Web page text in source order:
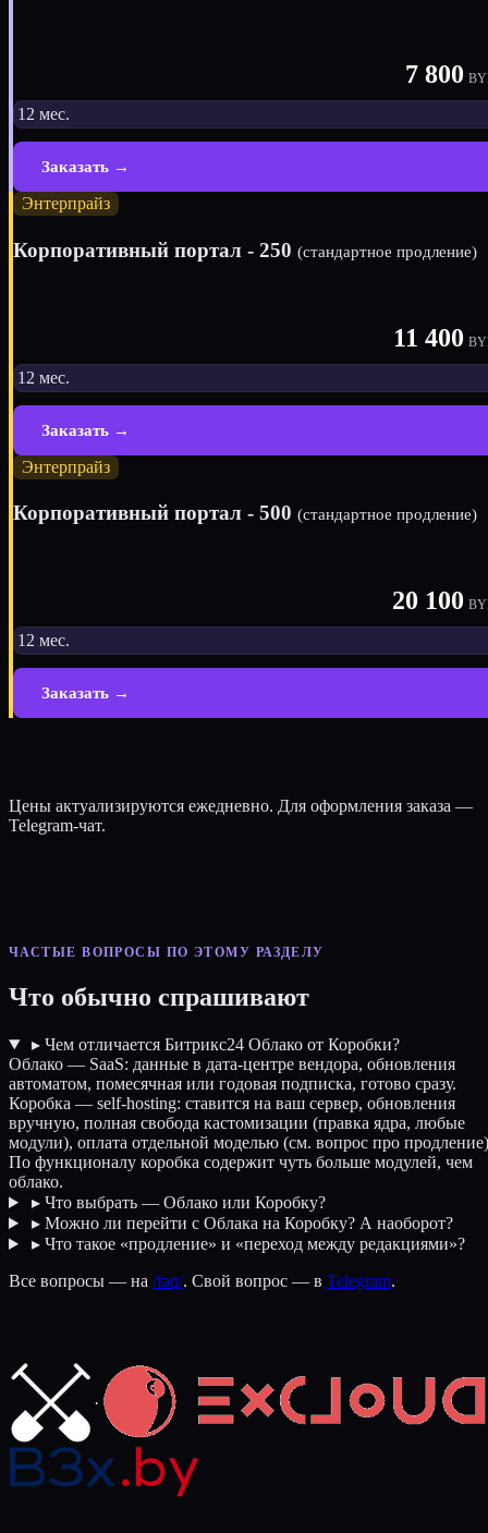
7 800
12 мес.
Заказать →
Энтерпрайз
Корпоративный портал - 250 (стандартное продление)
11 400
12 мес.
Заказать →
Энтерпрайз
Корпоративный портал - 500 (стандартное продление)
20 100
12 мес.
Заказать →
Цены актуализируются ежедневно. Для оформления заказа —
Telegram-чат.
ЧАСТЫЕ ВОПРОСЫ ПО ЭТОМУ РАЗДЕЛУ
Что обычно спрашивают
▸ Чем отличается Битрикс24 Облако от Коробки?
Облако — SaaS: данные в дата-центре вендора, обновления
автоматом, помесячная или годовая подписка, готово сразу.
Коробка — self-hosting: ставится на ваш сервер, обновления
вручную, полная свобода кастомизации (правка ядра, любые
модули), оплата отдельной моделью (см. вопрос про
По функционалу коробка содержит чуть больше модулей, чем
облако.
▸ Что выбрать — Облако или Коробку?
▸ Можно ли перейти с Облака на Коробку? А наоборот?
▸ Что такое «продление» и «переход между редакциями»?
Все вопросы — на /faq/. Свой вопрос — в Telegram.
·